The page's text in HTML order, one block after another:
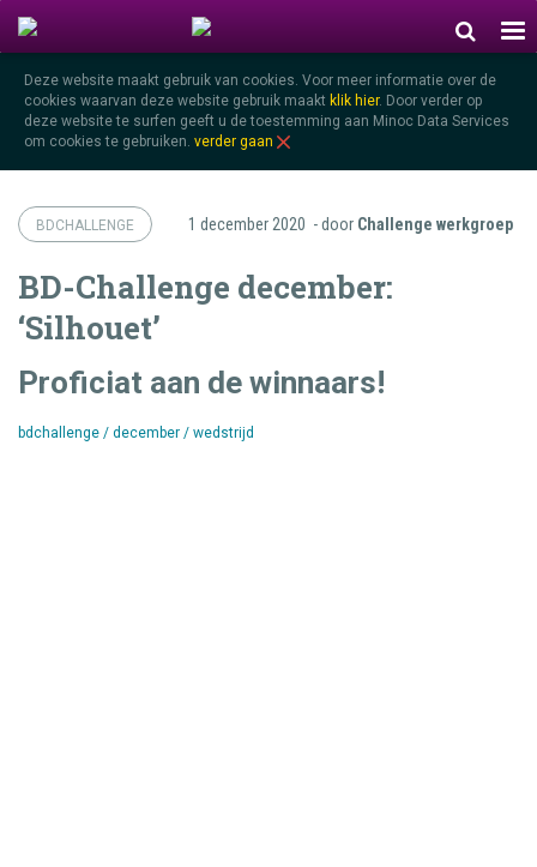
Deze website maakt gebruik van cookies. Voor meer informatie over de
cookies waarvan deze website gebruik maakt klik hier. Door verder op
deze website te surfen geeft u de toestemming aan Minoc Data Services
om cookies te gebruiken. verder gaan
BDCHALLENGE 1 december 2020 - door Challenge werkgroep
BD-Challenge december:
‘Silhouet’
Proficiat aan de winnaars!
bdchallenge / december / wedstrijd